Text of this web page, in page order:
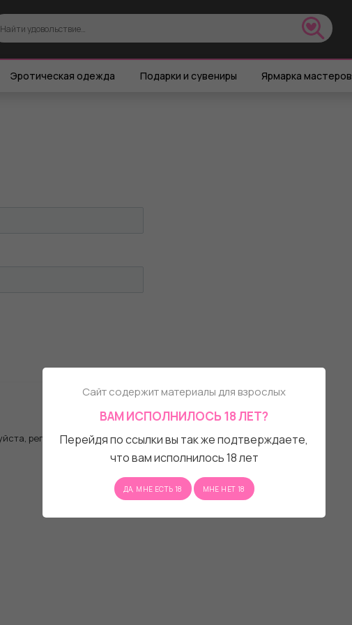
Эротическая одежда Подарки и сувениры Ярмарка мастеров
регистрационную форму.
Сайт содержит материалы для взрослых
ВАМ ИСПОЛНИЛОСЬ 18 ЛЕТ?
Перейдя по ссылки вы так же подтверждаете,
что вам исполнилось 18 лет
ДА, МНЕ ЕСТЬ 18 МНЕ НЕТ 18